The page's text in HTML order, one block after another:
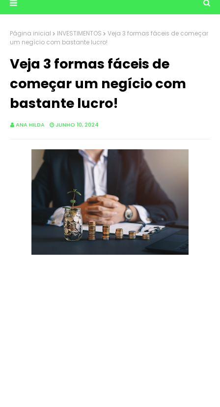
Página inicial INVESTIMENTOS
Veja 3 formas fáceis de começar
um negício com bastante lucro!
Veja 3 formas fáceis de
começar um negício com
bastante lucro!
ANA HILDA JUNHO 10, 2024